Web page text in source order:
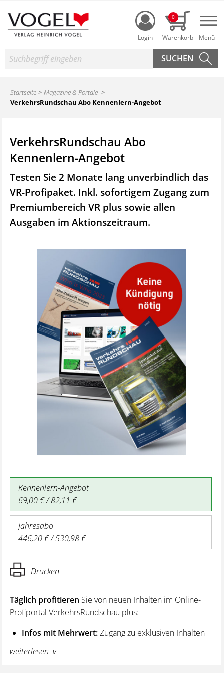
Login
0
Suche
Startseite
Magazine & Portale
VerkehrsRundschau Abo Kennenlern-Angebot
VerkehrsRundschau Abo
Kennenlern-Angebot
Testen Sie 2 Monate lang unverbindlich das
VR-Profipaket. Inkl. sofortigem Zugang zum
Premiumbereich VR plus sowie allen
Ausgaben im Aktionszeitraum.
Kennenlern-Angebot
69,00 € / 82,11 €
Jahresabo
446,20 € / 530,98 €
Drucken
Täglich profitieren Sie von neuen Inhalten im Online-
Profiportal VerkehrsRundschau plus:
Infos mit Mehrwert:Zugang zu exklusiven Inhalten
und Hintergrundwissen – von aktuellen Regelungen
wie z. B. bei den Lenk- und Ruhezeiten,
weiterlesen